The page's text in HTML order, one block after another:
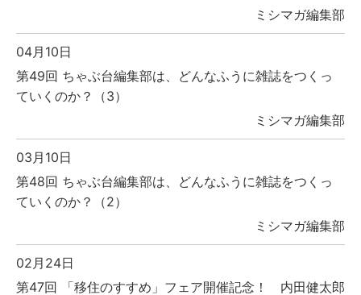
ミシマガ編集部
04月10日
第49回 ちゃぶ台編集部は、どんなふうに雑誌をつくっ
ていくのか？（3）
ミシマガ編集部
03月10日
第48回 ちゃぶ台編集部は、どんなふうに雑誌をつくっ
ていくのか？（2）
ミシマガ編集部
02月24日
第47回 「移住のすすめ」フェア開催記念！ 内田健太郎